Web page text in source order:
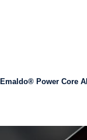
Emaldo® Power Core AI